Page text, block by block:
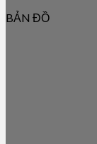
BẢN ĐỒ